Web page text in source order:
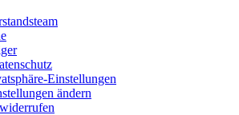
Einstellungen
ändern